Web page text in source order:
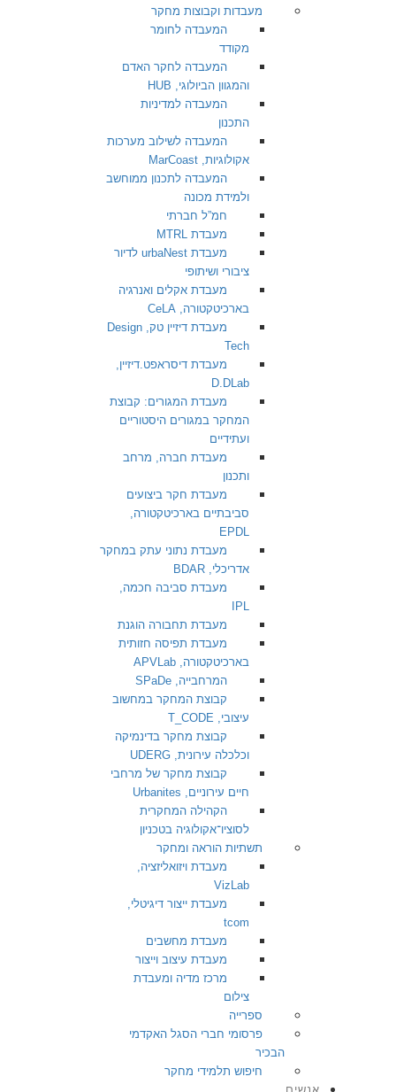
מעבדות וקבוצות מחקר
המעבדה לחומר
מקודד
המעבדה לחקר האדם
והמגוון הביולוגי, HUB
המעבדה למדיניות
התכנון
המעבדה לשילוב מערכות
אקולוגיות, MarCoast
המעבדה לתכנון ממוחשב
ולמידת מכונה
חמ”ל חברתי
מעבדת MTRL
מעבדת urbaNest לדיור
ציבורי ושיתופי
מעבדת אקלים ואנרגיה
בארכיטקטורה, CeLA
מעבדת דיזיין טק, Design
Tech
מעבדת דיסראפט.דיזיין,
D.DLab
מעבדת המגורים: קבוצת
המחקר במגורים היסטוריים
ועתידיים
מעבדת חברה, מרחב
ותכנון
מעבדת חקר ביצועים
סביבתיים בארכיטקטורה,
EPDL
מעבדת נתוני עתק במחקר
אדריכלי, BDAR
מעבדת סביבה חכמה,
IPL
מעבדת תחבורה הוגנת
מעבדת תפיסה חזותית
בארכיטקטורה, APVLab
המרחבייה, SPaDe
קבוצת המחקר במחשוב
עיצובי, T_CODE
קבוצת מחקר בדינמיקה
וכלכלה עירונית, UDERG
קבוצת מחקר של מרחבי
חיים עירוניים, Urbanites
הקהילה המחקרית
לסוציו־אקולוגיה בטכניון
תשתיות הוראה ומחקר
מעבדת ויזואליזציה,
VizLab
מעבדת ייצור דיגיטלי,
tcom
מעבדת מחשבים
מעבדת עיצוב וייצור
מרכז מדיה ומעבדת
צילום
ספרייה
פרסומי חברי הסגל האקדמי
הבכיר
חיפוש תלמידי מחקר